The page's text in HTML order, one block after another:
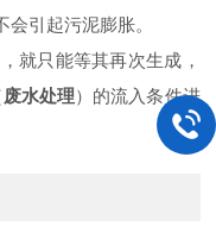
引起污泥膨胀。
就只能等其再次生成，
废水处理）的流入条件进